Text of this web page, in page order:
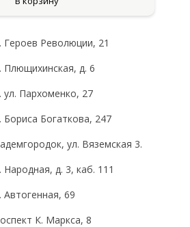
Героев Революции, 21
Плющихинская, д. 6
ул. Пархоменко, 27
Бориса Богаткова, 247
ул. Вяземская 3.
Народная, д. 3, каб. 111
Автогенная, 69
К. Маркса, 8